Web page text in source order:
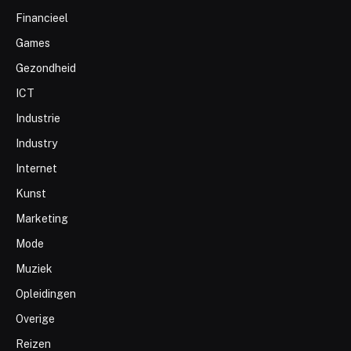
Financieel
Games
Gezondheid
ICT
Industrie
Industry
Internet
Kunst
Marketing
Mode
Muziek
Opleidingen
Overige
Reizen